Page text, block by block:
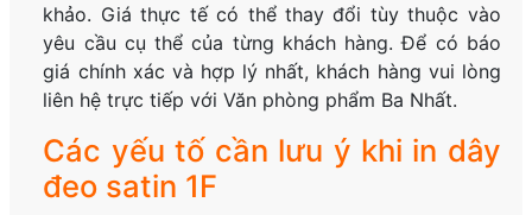
khảo. Giá thực tế có thể thay đổi tùy thuộc vào
yêu cầu cụ thể của từng khách hàng. Để có báo
giá chính xác và hợp lý nhất, khách hàng vui lòng
liên hệ trực tiếp với Văn phòng phẩm Ba Nhất.
Các yếu tố cần lưu ý khi in dây
đeo satin 1F